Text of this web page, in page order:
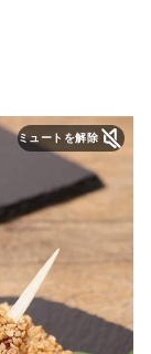
ミュートを解除